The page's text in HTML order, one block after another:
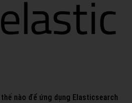
nào để ứng dụng Elasticsearch